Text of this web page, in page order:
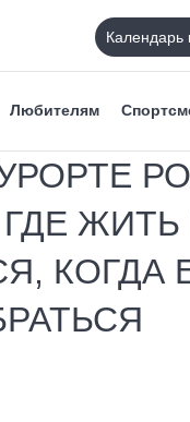
Календарь
Любителям
ЖИТЬ
КОГДА